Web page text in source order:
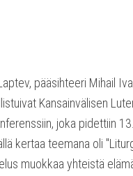
pääsihteeri Mihail
Kansainvälisen
joka pidettiin
kertaa teemana oli
muokkaa yhteistä